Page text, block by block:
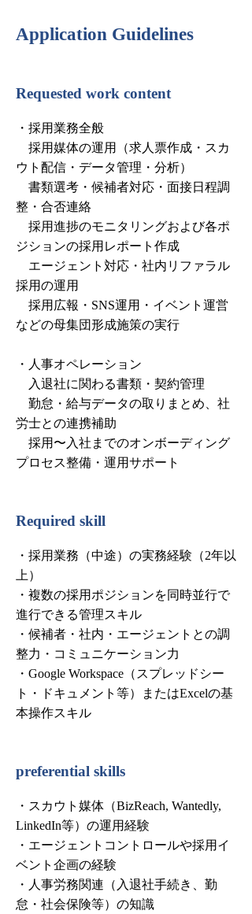
​Application Guidelines
Requested work content
・採用業務全般
採用媒体の運用（求人票作成・スカ
ウト配信・データ管理・分析）
書類選考・候補者対応・面接日程調
整・合否連絡
採用進捗のモニタリングおよび各ポ
ジションの採用レポート作成
エージェント対応・社内リファラル
採用の運用
採用広報・SNS運用・イベント運営
などの母集団形成施策の実行
・人事オペレーション
入退社に関わる書類・契約管理
勤怠・給与データの取りまとめ、社
労士との連携補助
採用〜入社までのオンボーディング
プロセス整備・運用サポート
Required skill
・採用業務（中途）の実務経験（2年以
上）
・複数の採用ポジションを同時並行で
進行できる管理スキル
・候補者・社内・エージェントとの調
整力・コミュニケーション力
・Google Workspace（スプレッドシー
ト・ドキュメント等）またはExcelの基
本操作スキル
preferential skills
・スカウト媒体（BizReach, Wantedly,
LinkedIn等）の運用経験
・エージェントコントロールや採用イ
ベント企画の経験
・人事労務関連（入退社手続き、勤
怠・社会保険等）の知識